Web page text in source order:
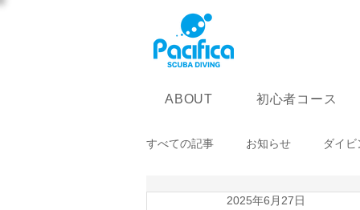
ABOUT 初心者コース
すべての記事 お知らせ ダイ
2025年6月27日